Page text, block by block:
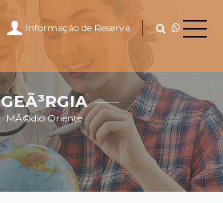
Informação de Reserva
GEÃ³RGIA
MÃ©dio Oriente